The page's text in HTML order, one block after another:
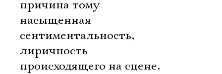
причина тому
насыщенная
сентиментальность,
лиричность
происходящего на сцене.